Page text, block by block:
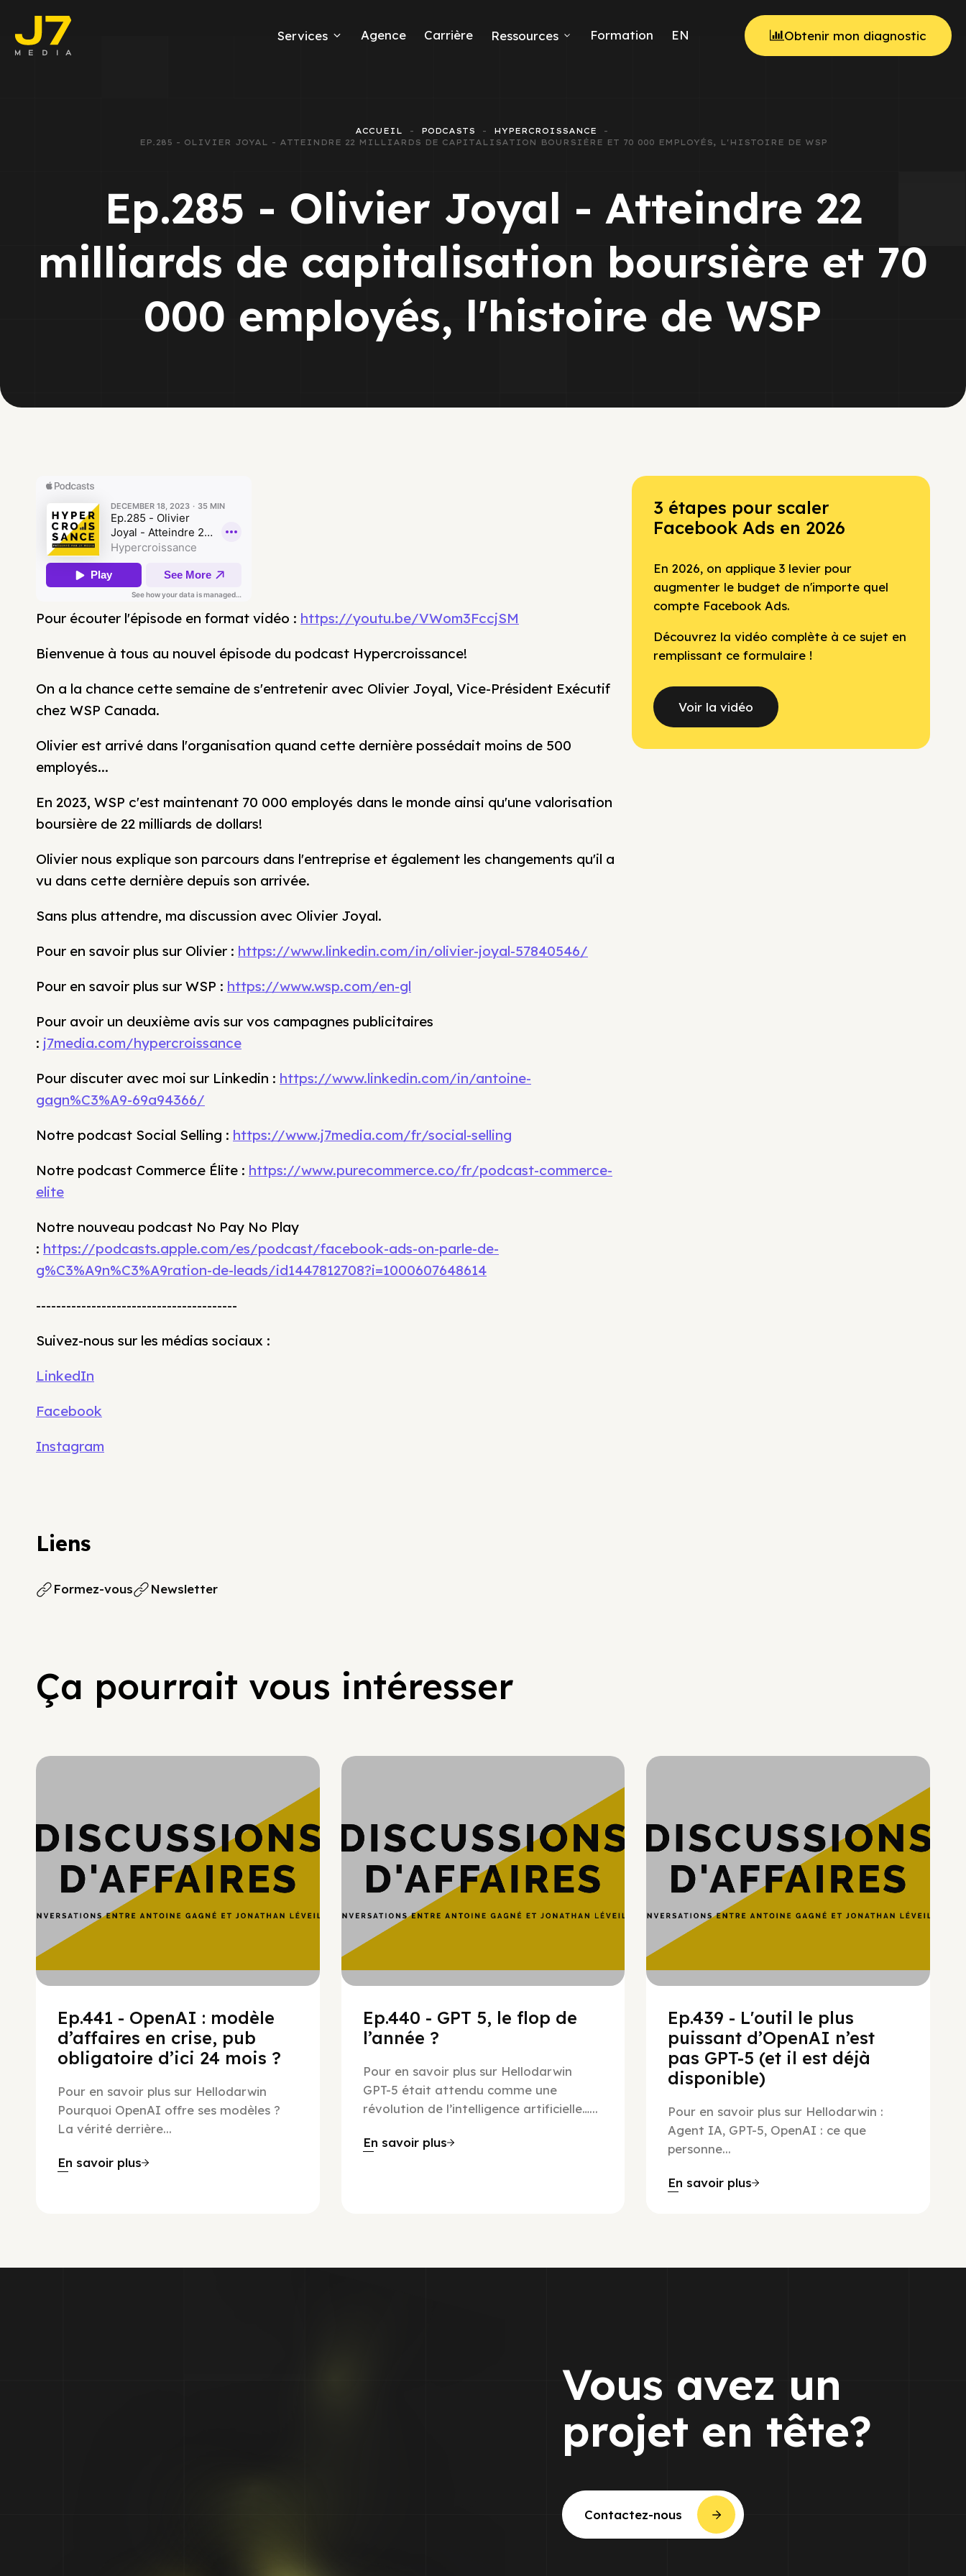
Services
Google Ads
Emailing
Rapports Meta Ads
Agence Carrière Ressources Formation EN Obtenir mon diagnostic
ACCUEIL PODCASTS
HYPERCROISSANCE
EP.285 - OLIVIER JOYAL - ATTEINDRE 22 MILLIARDS DE CAPITALISATION BOURSIÈRE ET 70 000 EMPLOYÉS, L'HISTOIRE DE WSP
Ep.285 - Olivier Joyal - Atteindre 22
milliards de capitalisation boursière et 70
000 employés, l'histoire de WSP
Pour écouter l'épisode en format vidéo : https://youtu.be/VWom3FccjSM
Bienvenue à tous au nouvel épisode du podcast Hypercroissance!
On a la chance cette semaine de s'entretenir avec Olivier Joyal, Vice-Président Exécutif
chez WSP Canada.
Olivier est arrivé dans l'organisation quand cette dernière possédait moins de 500
employés...
En 2023, WSP c'est maintenant 70 000 employés dans le monde ainsi qu'une valorisation
boursière de 22 milliards de dollars!
Olivier nous explique son parcours dans l'entreprise et également les changements qu'il a
vu dans cette dernière depuis son arrivée.
Sans plus attendre, ma discussion avec Olivier Joyal.
Pour en savoir plus sur Olivier : https://www.linkedin.com/in/olivier-joyal-57840546/
Pour en savoir plus sur WSP : https://www.wsp.com/en-gl
Pour avoir un deuxième avis sur vos campagnes publicitaires
: j7media.com/hypercroissance
Pour discuter avec moi sur Linkedin : https://www.linkedin.com/in/antoine-
gagn%C3%A9-69a94366/
Notre podcast Social Selling : https://www.j7media.com/fr/social-selling
Notre podcast Commerce Élite : https://www.purecommerce.co/fr/podcast-commerce-
elite
Notre nouveau podcast No Pay No Play
: https://podcasts.apple.com/es/podcast/facebook-ads-on-parle-de-
g%C3%A9n%C3%A9ration-de-leads/id1447812708?i=1000607648614
----------------------------------------
Suivez-nous sur les médias sociaux :
LinkedIn
Facebook
Instagram
Liens
Formez-vous Newsletter
3 étapes pour scaler
Facebook Ads en 2026
En 2026, on applique 3 levier pour
augmenter le budget de n'importe quel
compte Facebook Ads.
Découvrez la vidéo complète à ce sujet en
remplissant ce formulaire !
Voir la vidéo
Ça pourrait vous intéresser
Ep.441 - OpenAI : modèle
d’affaires en crise, pub
obligatoire d’ici 24 mois ?
Pour en savoir plus sur Hellodarwin
Pourquoi OpenAI offre ses modèles ?
La vérité derrière...
En savoir plus
Ep.440 - GPT 5, le flop de
l’année ?
Pour en savoir plus sur Hellodarwin
GPT-5 était attendu comme une
révolution de l’intelligence artificielle…...
En savoir plus
Ep.439 - L'outil le plus
puissant d’OpenAI n’est
pas GPT-5 (et il est déjà
disponible)
Pour en savoir plus sur Hellodarwin :
Agent IA, GPT-5, OpenAI : ce que
personne...
En savoir plus
Vous avez un
projet en tête?
Contactez-nous